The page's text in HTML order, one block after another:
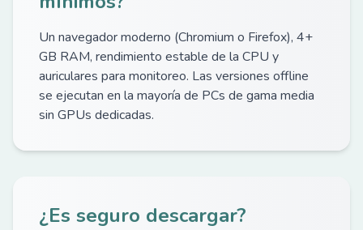
Un navegador moderno (Chromium o Firefox), 4+
GB RAM, rendimiento estable de la CPU y
auriculares para monitoreo. Las versiones offline
se ejecutan en la mayoría de PCs de gama media
sin GPUs dedicadas.
¿Es seguro descargar?